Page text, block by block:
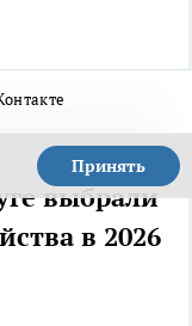
Принять
выбрали
в 2026